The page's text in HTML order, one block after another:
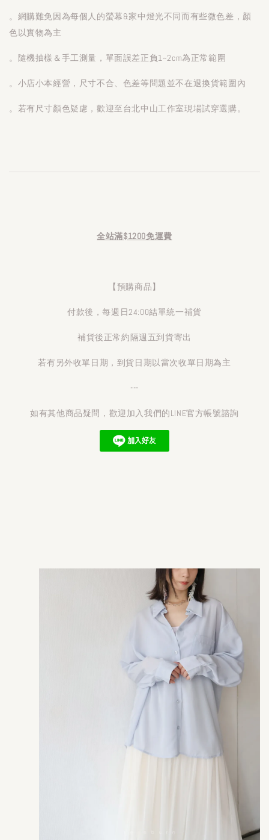
。網購難免因為每個人的螢幕&家中燈光不同而有些微色差，顏
色以實物為主
。隨機抽樣＆手工測量，單面誤差正負1~2cm為正常範圍
。小店小本經營，尺寸不合、色差等問題並不在退換貨範圍內
。若有尺寸顏色疑慮，歡迎至台北中山工作室現場試穿選購。
全站滿$1200免運費
【預購商品】
付款後，每週日24:00結單統一補貨
補貨後正常約隔週五到貨寄出
若有另外收單日期，到貨日期以當次收單日期為主
---
如有其他商品疑問，歡迎加入我們的LINE官方帳號諮詢